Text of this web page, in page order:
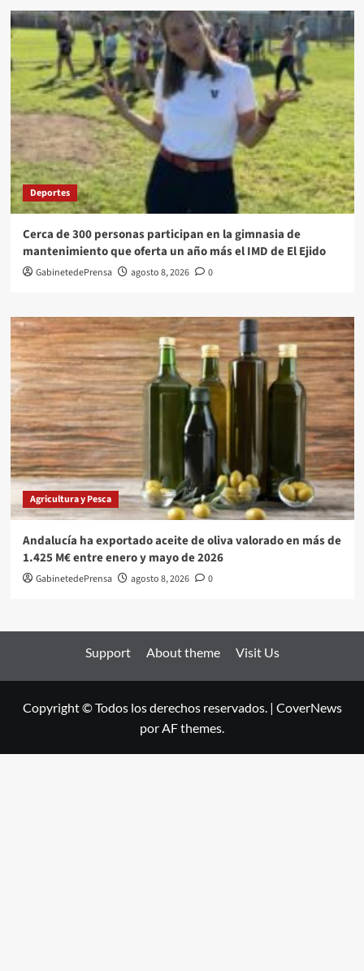
Deportes
Cerca de 300 personas participan en la gimnasia de
mantenimiento que oferta un año más el IMD de El Ejido
GabinetedePrensa agosto 8, 2026 0
Agricultura y Pesca
Andalucía ha exportado aceite de oliva valorado en más de
1.425 M€ entre enero y mayo de 2026
GabinetedePrensa agosto 8, 2026 0
Support About theme Visit Us
Copyright © Todos los derechos reservados. | CoverNews
por AF themes.